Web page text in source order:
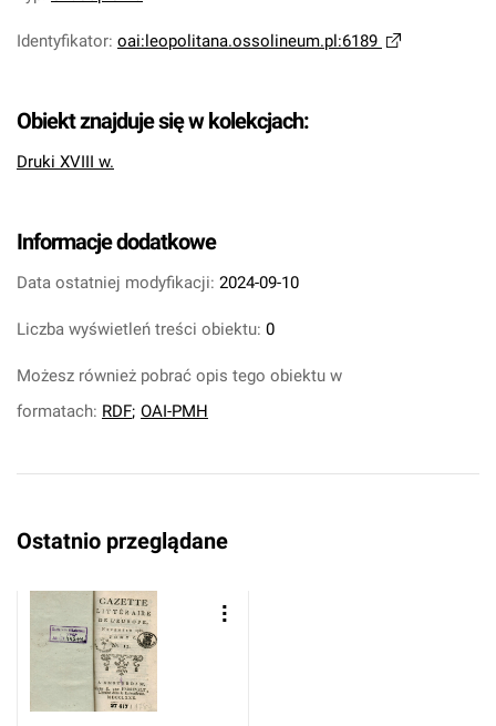
Identyfikator: oai:leopolitana.ossolineum.pl:6189
Obiekt znajduje się w kolekcjach:
Druki XVIII w.
Informacje dodatkowe
Data ostatniej modyfikacji: 2024-09-10
Liczba wyświetleń treści obiektu: 0
Możesz również pobrać opis tego obiektu w
formatach: RDF; OAI-PMH
Ostatnio przeglądane